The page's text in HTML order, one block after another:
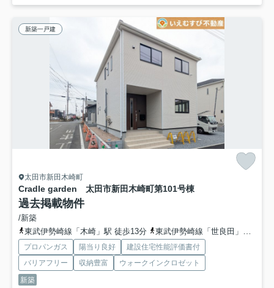
新築一戸建
太田市新田木崎町
Cradle garden 太田市新田木崎町第101号棟
過去掲載物件
/新築
東武伊勢崎線「木崎」駅 徒歩13分
東武伊勢崎線「世良田」駅 徒歩45分
プロパンガス 陽当り良好
建設住宅性能評価書付
バリアフリー
収納豊富
ウォークインクロゼット
新築